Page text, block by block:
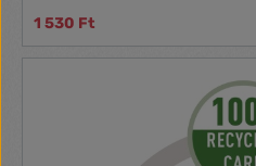
környezetét -belső pólyákkal, amelyek megakadályozzák a
dokumentumok kicsúszását -
környezetvédelmi
praktikus -modern,
mutatnak otthon és az
1 530 Ft